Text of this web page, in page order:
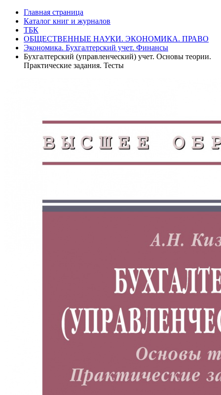
Главная страница
Каталог книг и журналов
ТБК
ОБЩЕСТВЕННЫЕ НАУКИ. ЭКОНОМИКА. ПРАВО
Экономика. Бухгалтерский учет. Финансы
Бухгалтерский (управленческий) учет. Основы теории.
Практические задания. Тесты